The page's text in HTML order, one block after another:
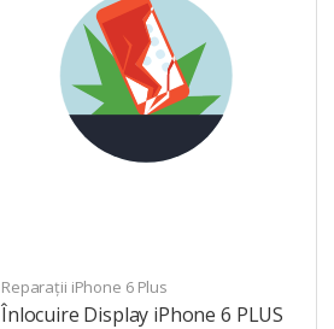
Reparații iPhone 6 Plus
Înlocuire Display iPhone 6 PLUS